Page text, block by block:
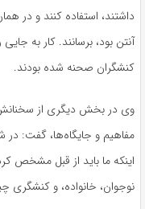
داشتند، استفاده کنند و در
آنتن بود، برسانند. کار به
کنشگران صحنه شده بودند.
وی در بخش دیگری از سخنانش،
مفاهیم و جایگاه‌ها، گفت: در
اینکه ما باید از قبل مشخص
نوجوان، خانواده، و